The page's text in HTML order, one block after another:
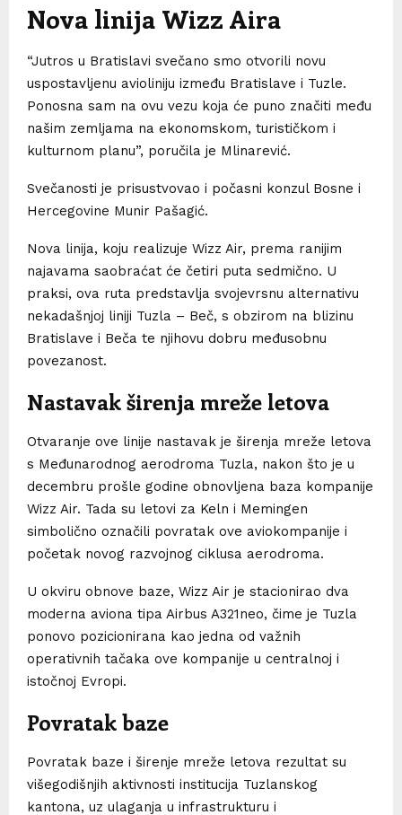
Nova linija Wizz Aira
“Jutros u Bratislavi svečano smo otvorili novu
uspostavljenu avioliniju između Bratislave i Tuzle.
Ponosna sam na ovu vezu koja će puno značiti među
našim zemljama na ekonomskom, turističkom i
kulturnom planu”, poručila je Mlinarević.
Svečanosti je prisustvovao i počasni konzul Bosne i
Hercegovine Munir Pašagić.
Nova linija, koju realizuje Wizz Air, prema ranijim
najavama saobraćat će četiri puta sedmično. U
praksi, ova ruta predstavlja svojevrsnu alternativu
nekadašnjoj liniji Tuzla – Beč, s obzirom na blizinu
Bratislave i Beča te njihovu dobru međusobnu
povezanost.
Nastavak širenja mreže letova
Otvaranje ove linije nastavak je širenja mreže letova
s Međunarodnog aerodroma Tuzla, nakon što je u
decembru prošle godine obnovljena baza kompanije
Wizz Air. Tada su letovi za Keln i Memingen
simbolično označili povratak ove aviokompanije i
početak novog razvojnog ciklusa aerodroma.
U okviru obnove baze, Wizz Air je stacionirao dva
moderna aviona tipa Airbus A321neo, čime je Tuzla
ponovo pozicionirana kao jedna od važnih
operativnih tačaka ove kompanije u centralnoj i
istočnoj Evropi.
Povratak baze
Povratak baze i širenje mreže letova rezultat su
višegodišnjih aktivnosti institucija Tuzlanskog
kantona, uz ulaganja u infrastrukturu i